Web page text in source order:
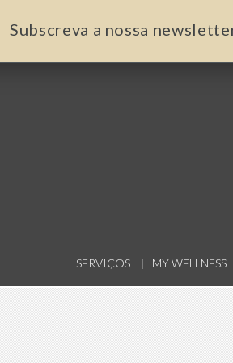
Subscreva a nossa
SERVIÇOS MY WELLNESS